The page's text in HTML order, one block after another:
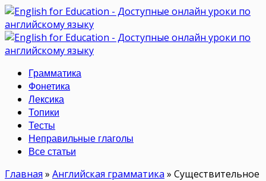
Грамматика
Фонетика
Лексика
Топики
Тесты
Неправильные глаголы
Все статьи
Главная » Английская грамматика » Существительное